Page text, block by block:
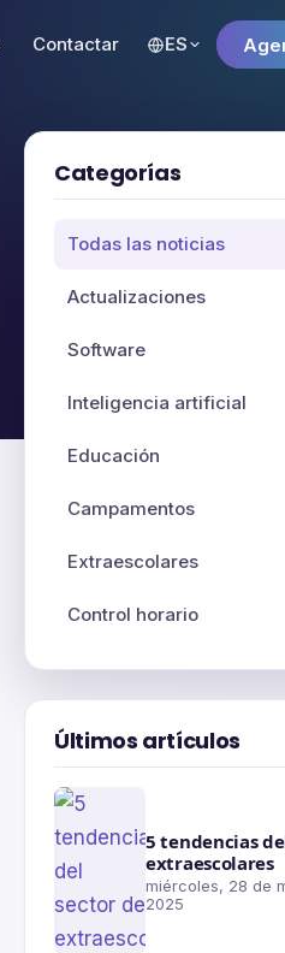
Contactar ES
Categorías
Todas las noticias
Actualizaciones
Software
Inteligencia artificial
Educación
Campamentos
Extraescolares
Control horario
Últimos artículos
5 tendencias
extraescolares
miércoles, 28 de
2025